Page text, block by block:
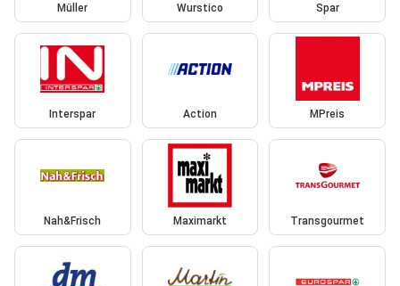
Müller Wurstico Spar
Interspar Action MPreis
Nah&Frisch Maximarkt Transgourmet